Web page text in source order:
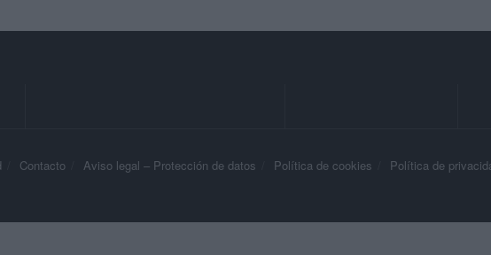
Contacto Aviso legal – Protección de datos Política de cookies Política de